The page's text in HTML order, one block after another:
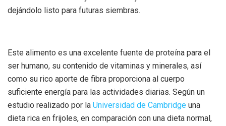
dejándolo listo para futuras siembras.
Este alimento es una excelente fuente de proteína para el
ser humano, su contenido de vitaminas y minerales, así
como su rico aporte de fibra proporciona al cuerpo
suficiente energía para las actividades diarias. Según un
estudio realizado por la Universidad de Cambridge una
dieta rica en frijoles, en comparación con una dieta normal,